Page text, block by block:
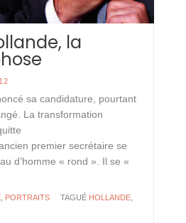
la
sa candidature, pourtant
La transformation
premier secrétaire se
d’homme « rond ». Il se «
PORTRAITS TAGUÉ HOLLANDE